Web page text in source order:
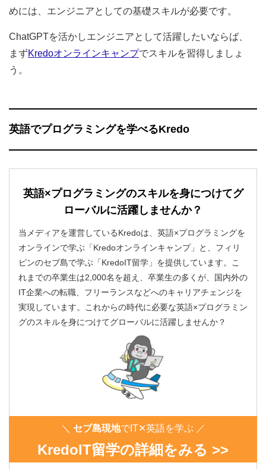
めには、エンジニアとしての基礎スキルが必要です。
ChatGPTを活かしエンジニアとして活躍したいならば、
まずKredoオンラインキャンプでスキルを習得しましょ
う。
英語でプログラミングを学べるKredo
英語×プログラミングのスキルを身につけてグ
ローバルに活躍しませんか？
当メディアを運営しているKredoは、英語×プログラミングを
オンラインで学ぶ「Kredoオンラインキャンプ」と、フィリ
ピンのセブ島で学ぶ「KredoIT留学」を提供しています。こ
れまでの卒業生は2,000名を超え、卒業生の多くが、国内外の
IT企業への転職、フリーランスなどへのキャリアチェンジを
実現しています。これからの時代に必要な英語×プログラミン
グのスキルを身につけてグローバルに活躍しませんか？
＼ セブ島現地でIT✕英語を学ぶ ／
KredoIT留学の詳細をみる >>